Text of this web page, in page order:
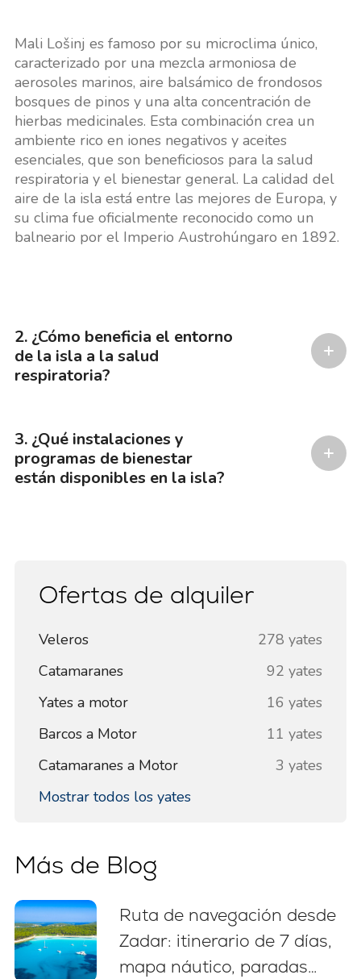
Mali Lošinj es famoso por su microclima único,
caracterizado por una mezcla armoniosa de
aerosoles marinos, aire balsámico de frondosos
bosques de pinos y una alta concentración de
hierbas medicinales. Esta combinación crea un
ambiente rico en iones negativos y aceites
esenciales, que son beneficiosos para la salud
respiratoria y el bienestar general. La calidad del
aire de la isla está entre las mejores de Europa, y
su clima fue oficialmente reconocido como un
balneario por el Imperio Austrohúngaro en 1892.
2. ¿Cómo beneficia el entorno
de la isla a la salud
respiratoria?
3. ¿Qué instalaciones y
programas de bienestar
están disponibles en la isla?
Ofertas de alquiler
Veleros
278 yates
Catamaranes
92 yates
Yates a motor
16 yates
Barcos a Motor
11 yates
Catamaranes a Motor
3 yates
Mostrar todos los yates
Más de Blog
Ruta de navegación desde
Zadar: itinerario de 7 días,
mapa náutico, paradas